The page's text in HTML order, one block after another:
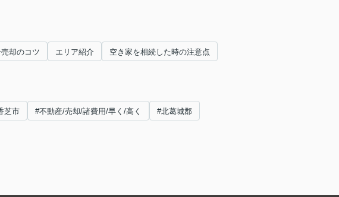
却のコツ エリア紹介 空き家を相続した時の注意点
芝市 #不動産/売却/諸費用/早く/高く #北葛城郡